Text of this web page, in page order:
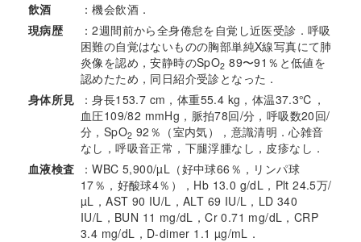
飲酒
：機会飲酒．
現病歴
：2週間前から全身倦怠を自覚し近医受診．呼吸
困難の自覚はないものの胸部単純X線写真にて肺
炎像を認め，安静時のSpO2 89〜91％と低値を
認めたため，同日紹介受診となった．
身体所見
：身長153.7 cm，体重55.4 kg，体温37.3℃，
血圧109/82 mmHg，脈拍78回/分，呼吸数20回/
分，SpO2 92％（室内気），意識清明．心雑音
なし，呼吸音正常，下腿浮腫なし，皮疹なし．
血液検査
：WBC 5,900/µL（好中球66％，リンパ球
17％，好酸球4％），Hb 13.0 g/dL，Plt 24.5万/
µL，AST 90 IU/L，ALT 69 IU/L，LD 340
IU/L，BUN 11 mg/dL，Cr 0.71 mg/dL，CRP
3.4 mg/dL，D-dimer 1.1 µg/mL．